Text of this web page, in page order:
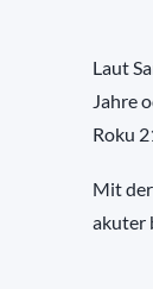
Laut
Jahre
Roku
Mit
akuter